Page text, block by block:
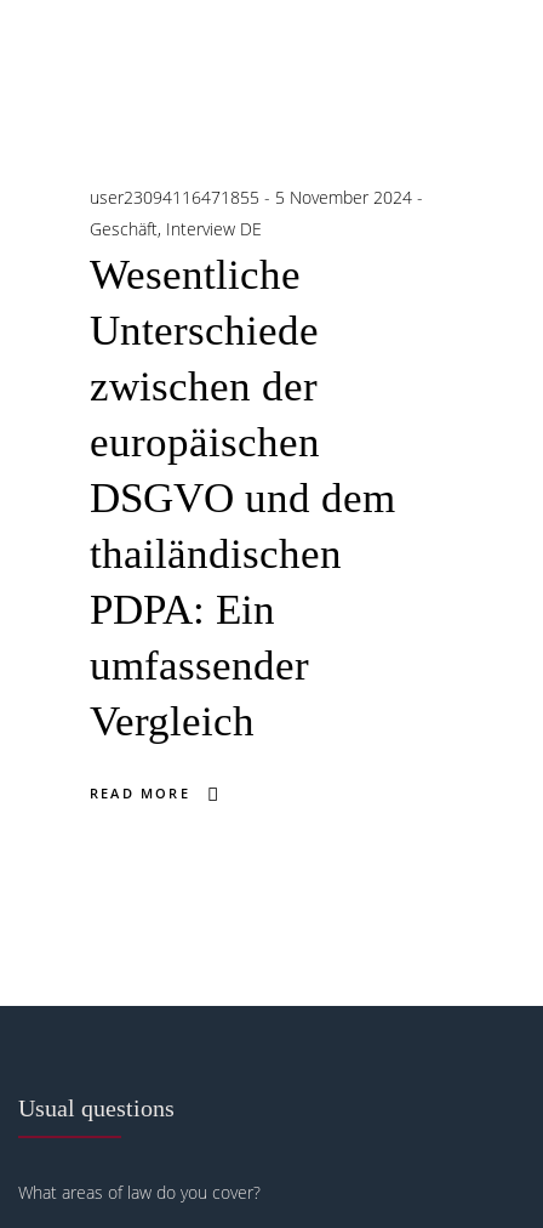
user23094116471855
5 November 2024
Geschäft, Interview DE
Wesentliche
Unterschiede
zwischen der
europäischen
DSGVO und dem
thailändischen
PDPA: Ein
umfassender
Vergleich
READ MORE
Usual questions
What areas of law do you cover?